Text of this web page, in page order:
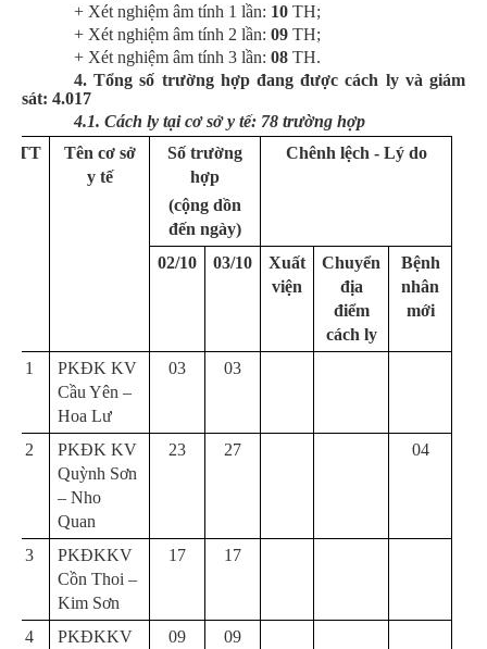
+ Xét nghiệm âm tính 1 lần: 10 TH;
+ Xét nghiệm âm tính 2 lần: 09 TH;
+ Xét nghiệm âm tính 3 lần: 08 TH.
4. Tổng số trường hợp đang được cách ly và giám
sát: 4.017
4.1. Cách ly tại cơ sở y tế: 78 trường hợp
TT
Tên cơ sở
y tế
Số trường
hợp
(cộng dồn
đến ngày)
Chênh lệch - Lý do
02/10 03/10
Xuất
viện
Chuyển
địa
điểm
cách ly
Bệnh
nhân
mới
1
PKĐK KV
Cầu Yên –
Hoa Lư
03 03
2
PKĐK KV
Quỳnh Sơn
– Nho
Quan
23 27 04
3
PKĐKKV
Cồn Thoi –
Kim Sơn
17 17
4
PKĐKKV
09 09